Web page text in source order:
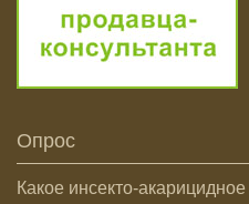
Опрос
Какое инсекто-